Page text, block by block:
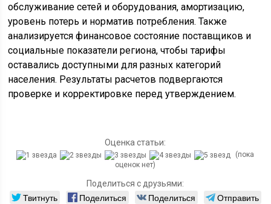
обслуживание сетей и оборудования, амортизацию,
уровень потерь и норматив потребления. Также
анализируется финансовое состояние поставщиков и
социальные показатели региона, чтобы тарифы
оставались доступными для разных категорий
населения. Результаты расчетов подвергаются
проверке и корректировке перед утверждением.
Оценка статьи:
(пока
оценок нет)
Поделиться с друзьями:
Твитнуть Поделиться Поделиться
Отправить